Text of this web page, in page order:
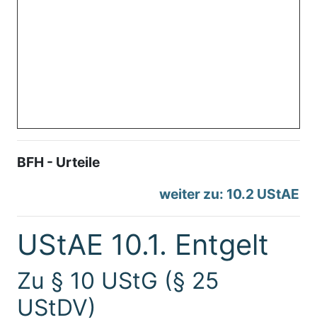
BFH - Urteile
weiter zu: 10.2 UStAE
UStAE 10.1. Entgelt
Zu § 10 UStG (§ 25
UStDV)